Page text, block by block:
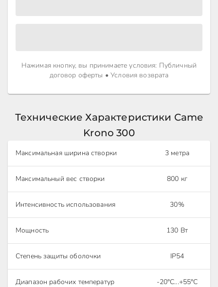
Нажимая кнопку, вы принимаете условия: Публичный
договор оферты •Условия возврата
Технические Характеристики Came
Krono 300
Максимальная ширина створки 3 метра
Максимальный вес створки 800 кг
Интенсивность использования 30%
Мощность 130 Вт
Степень защиты оболочки IP54
Диапазон рабочих температур -20°С...+55°С